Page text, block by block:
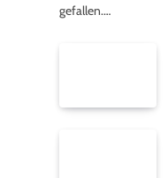
gefallen.…